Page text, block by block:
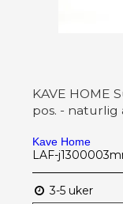
KAVE HOME
pos. - naturlig
Kave Home
LAF-
3-5 uker